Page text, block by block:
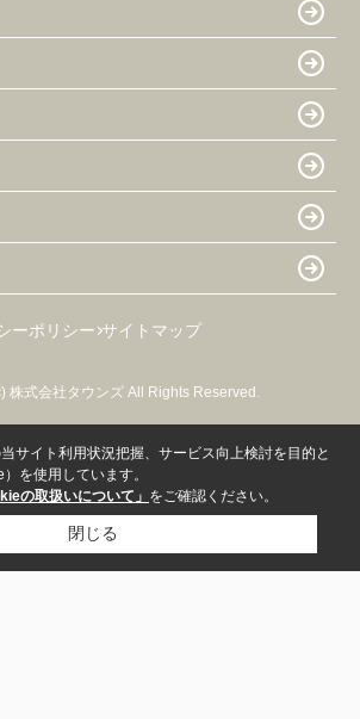
ーポリシー サイトマップ
株式会社タウンズ All Rights Reserved.
サイト利用状況把握、サービス向上検討を目的と
を使用しています。
の取扱いについて」 をご確認ください。
閉じる